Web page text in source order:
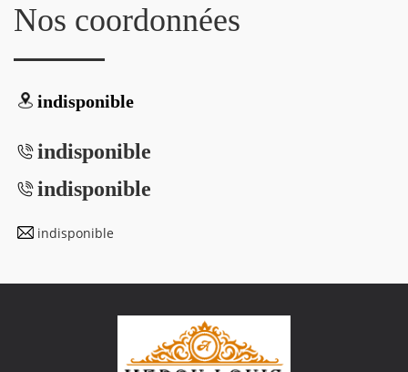
Nos coordonnées
indisponible
indisponible
indisponible
indisponible